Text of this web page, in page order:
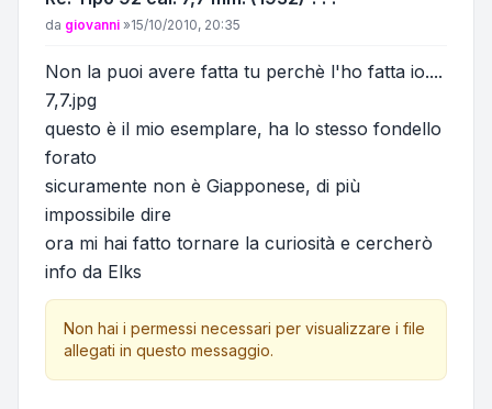
Messaggio
da giovanni »15/10/2010, 20:35
Non la puoi avere fatta tu perchè l'ho fatta io....
7,7.jpg
questo è il mio esemplare, ha lo stesso fondello
forato
sicuramente non è Giapponese, di più
impossibile dire
ora mi hai fatto tornare la curiosità e cercherò
info da Elks
Non hai i permessi necessari per visualizzare i file
allegati in questo messaggio.